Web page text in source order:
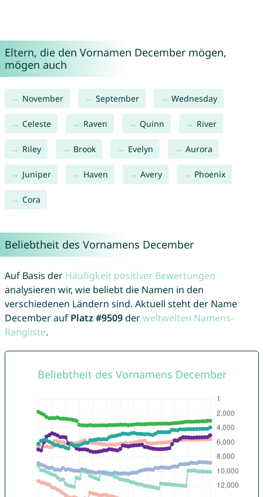
Eltern, die den Vornamen December mögen,
mögen auch
November September Wednesday
Celeste Raven Quinn River
Riley Brook Evelyn Aurora
Juniper Haven Avery Phoenix
Cora
Beliebtheit des Vornamens December
Auf Basis der Häufigkeit positiver Bewertungen
analysieren wir, wie beliebt die Namen in den
verschiedenen Ländern sind. Aktuell steht der Name
December auf Platz #9509derweltweiten Namens-
Rangliste.